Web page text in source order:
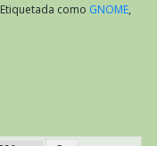
Etiquetada como GNOME,